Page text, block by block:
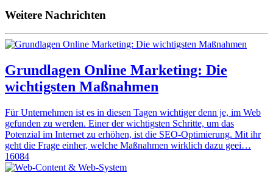
Weitere Nachrichten
Grundlagen Online Marketing: Die
wichtigsten Maßnahmen
Für Unternehmen ist es in diesen Tagen wichtiger denn je, im Web
gefunden zu werden. Einer der wichtigsten Schritte, um das
Potenzial im Internet zu erhöhen, ist die SEO-Optimierung. Mit ihr
geht die Frage einher, welche Maßnahmen wirklich dazu geei…
16084